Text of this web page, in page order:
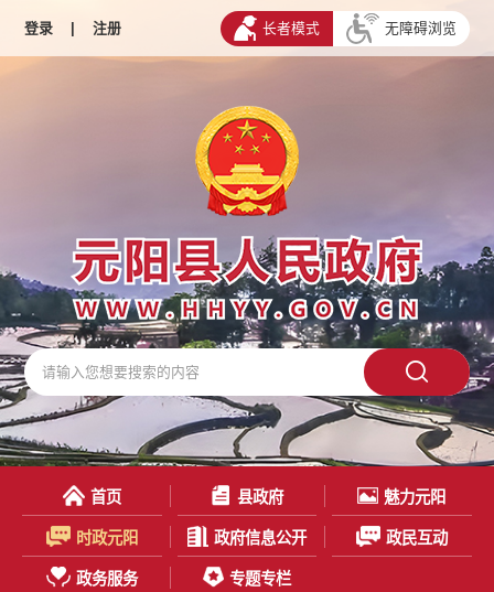
登录 | 注册 长者模式 无障碍浏览
首页 县政府 魅力元阳
时政元阳 政府信息公开 政民互动
政务服务 专题专栏